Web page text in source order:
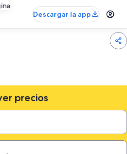
Descargar la app
precios